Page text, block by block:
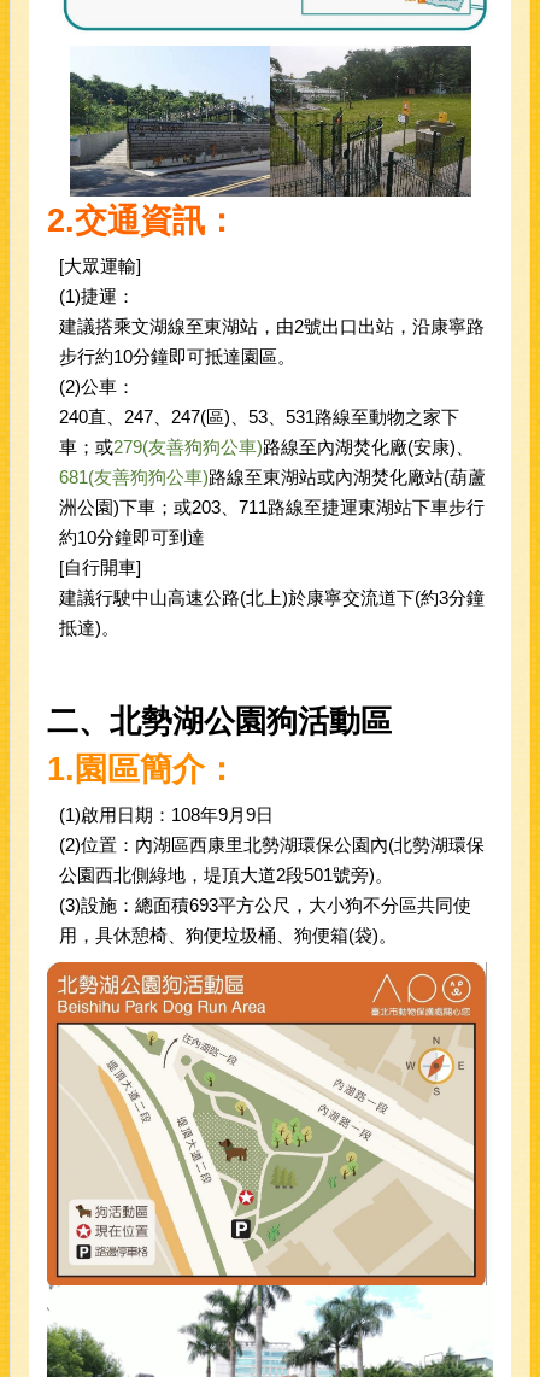
2.交通資訊：
[大眾運輸]
(1)捷運：
建議搭乘文湖線至東湖站，由2號出口出站，沿康寧路
步行約10分鐘即可抵達園區。
(2)公車：
240直、247、247(區)、53、531路線至動物之家下
車；或279(友善狗狗公車)路線至內湖焚化廠(安康)、
681(友善狗狗公車)路線至東湖站或內湖焚化廠站(葫蘆
洲公園)下車；或203、711路線至捷運東湖站下車步行
約10分鐘即可到達
[自行開車]
建議行駛中山高速公路(北上)於康寧交流道下(約3分鐘
抵達)。
二、北勢湖公園狗活動區
1. 園區簡介：
(1)啟用日期：108年9月9日
(2)位置：內湖區西康里北勢湖環保公園內(北勢湖環保
公園西北側綠地，堤頂大道2段501號旁)。
(3)設施：總面積693平方公尺，大小狗不分區共同使
用，具休憩椅、狗便垃圾桶、狗便箱(袋)。